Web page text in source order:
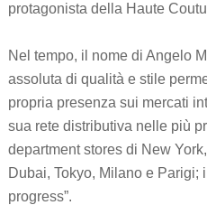
protagonista della Haute
Nel tempo, il nome di Angelo
assoluta di qualità e stile
propria presenza sui mercati
sua rete distributiva nelle più
department stores di New
Dubai, Tokyo, Milano e Parigi;
progress”.